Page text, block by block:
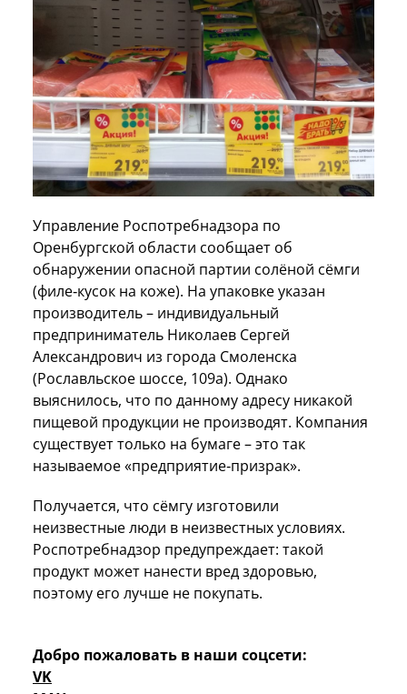
Управление Роспотребнадзора по
Оренбургской области сообщает об
обнаружении опасной партии солёной сёмги
(филе‑кусок на коже). На упаковке указан
производитель – индивидуальный
предприниматель Николаев Сергей
Александрович из города Смоленска
(Рославльское шоссе, 109а). Однако
выяснилось, что по данному адресу никакой
пищевой продукции не производят. Компания
существует только на бумаге – это так
называемое «предприятие‑призрак».
Получается, что сёмгу изготовили
неизвестные люди в неизвестных условиях.
Роспотребнадзор предупреждает: такой
продукт может нанести вред здоровью,
поэтому его лучше не покупать.
Добро пожаловать в наши соцсети:
VK